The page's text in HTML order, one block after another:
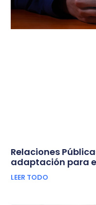
Relaciones
adaptación para
LEER TODO